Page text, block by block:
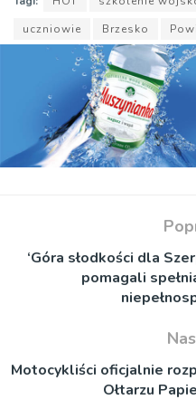
uczniowie
Brzesko
‘Góra słodkości dla
pomagali
Motocykliści oficjalnie
Ołtarzu